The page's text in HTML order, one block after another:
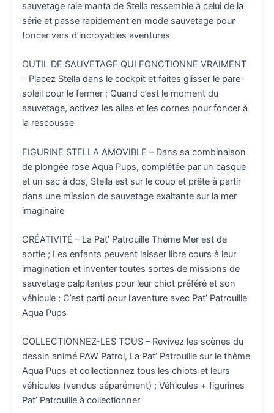
sauvetage raie manta de Stella ressemble à celui de la
série et passe rapidement en mode sauvetage pour
foncer vers d’incroyables aventures
OUTIL DE SAUVETAGE QUI FONCTIONNE VRAIMENT
– Placez Stella dans le cockpit et faites glisser le pare-
soleil pour le fermer ; Quand c’est le moment du
sauvetage, activez les ailes et les cornes pour foncer à
la rescousse
FIGURINE STELLA AMOVIBLE – Dans sa combinaison
de plongée rose Aqua Pups, complétée par un casque
et un sac à dos, Stella est sur le coup et prête à partir
dans une mission de sauvetage exaltante sur la mer
imaginaire
CRÉATIVITÉ – La Pat’ Patrouille Thème Mer est de
sortie ; Les enfants peuvent laisser libre cours à leur
imagination et inventer toutes sortes de missions de
sauvetage palpitantes pour leur chiot préféré et son
véhicule ; C’est parti pour l’aventure avec Pat’ Patrouille
Aqua Pups
COLLECTIONNEZ-LES TOUS – Revivez les scènes du
dessin animé PAW Patrol, La Pat’ Patrouille sur le thème
Aqua Pups et collectionnez tous les chiots et leurs
véhicules (vendus séparément) ; Véhicules + figurines
Pat’ Patrouille à collectionner